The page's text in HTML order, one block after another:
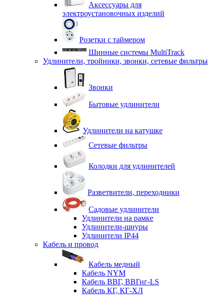
Аксессуары для
электроустановочных изделий
Розетки с таймером
Шинные системы MultiTrack
Удлинители, тройники, звонки, сетевые фильтры
Звонки
Бытовые удлинители
Удлинители на катушке
Сетевые фильтры
Колодки для удлинителей
Разветвители, переходники
Садовые удлинители
Удлинители на рамке
Удлинители-шнуры
Удлинители IP44
Кабель и провод
Кабель медный
Кабель NYM
Кабель ВВГ, ВВГнг-LS
Кабель КГ, КГ-ХЛ